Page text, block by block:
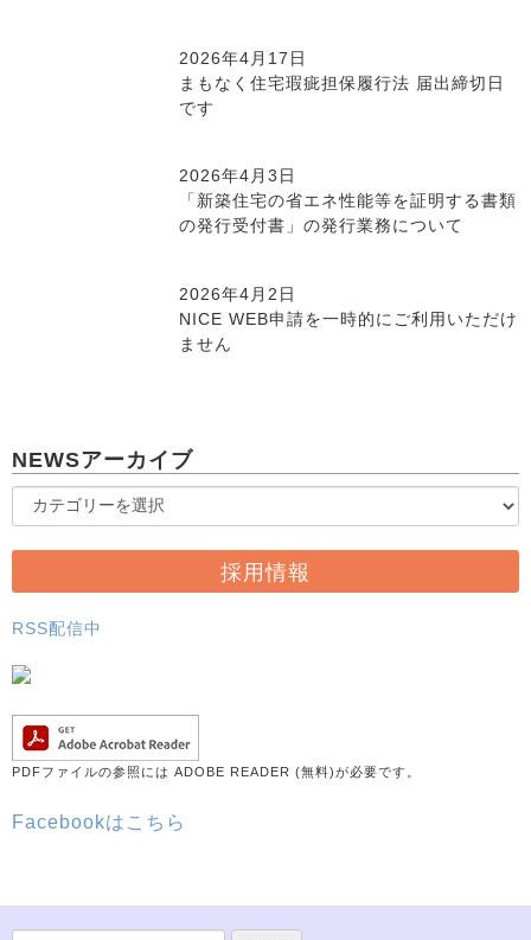
2026年4月17日
まもなく住宅瑕疵担保履行法 届出締切日
です
2026年4月3日
「新築住宅の省エネ性能等を証明する書類
の発行受付書」の発行業務について
2026年4月2日
NICE WEB申請を一時的にご利用いただけ
ません
NEWSアーカイブ
採用情報
RSS配信中
PDFファイルの参照には ADOBE READER (無料)が必要です。
Facebookはこちら